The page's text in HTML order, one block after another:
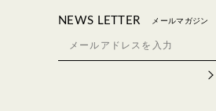
NEWS LETTER メールマガジン